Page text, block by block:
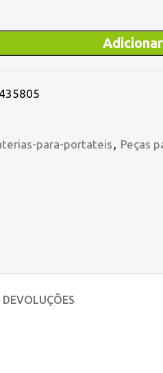
Adicionar
para-portateis , Peças